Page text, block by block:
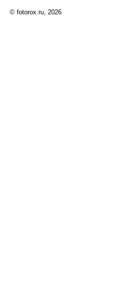
© fotorox.ru, 2026